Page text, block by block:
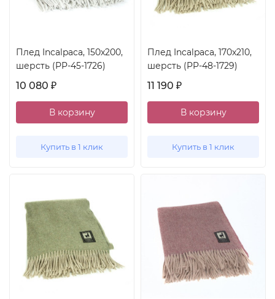
Плед Incalpaca, 150x200,
шерсть (PP-45-1726)
10 080 ₽
В корзину
Купить в 1 клик
Плед Incalpaca, 170x210,
шерсть (PP-48-1729)
11 190 ₽
В корзину
Купить в 1 клик